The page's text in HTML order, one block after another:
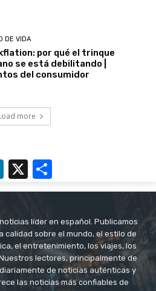
DE VIDA
por qué el trinque
se está debilitando |
del consumidor
more
LinkedIn
X
líder en español. Publicamos
calidad sobre el mundo, el estilo de
el entretenimiento, los viajes, los
lectores, principalmente de
de noticias auténticas y
las noticias más confiables de